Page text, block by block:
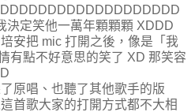
定笑他一萬年顆顆顆 XDDD
安把 mic 打開之後，像是「我
有點不好意思的笑了 XD 那笑容
原唱、也聽了其他歌手的版
首歌大家的打開方式都不大相